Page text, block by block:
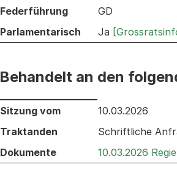
Federführung
GD
Parlamentarisch
Ja
Behandelt an den
Behandelt an den folgenden
Sitzung vom
10.03.2026
Traktanden
Schriftliche
Dokumente
10.03.2026